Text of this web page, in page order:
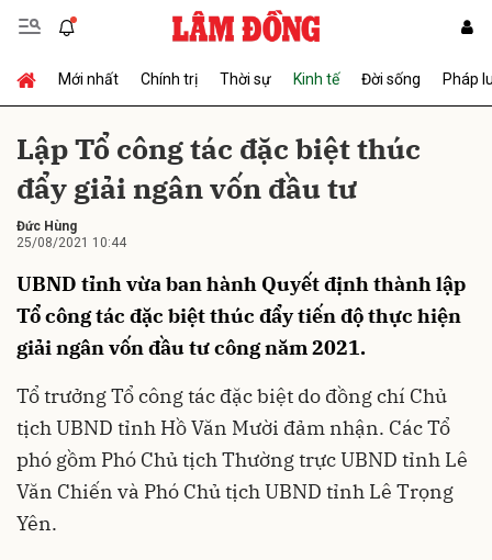
Mới nhất Chính trị Thời sự Kinh tế Đời sống Pháp
Lập Tổ công tác đặc biệt thúc
đẩy giải ngân vốn đầu tư
Đức Hùng
25/08/2021 10:44
UBND tỉnh vừa ban hành Quyết định thành lập
Tổ công tác đặc biệt thúc đẩy tiến độ thực hiện
giải ngân vốn đầu tư công năm 2021.
Tổ trưởng Tổ công tác đặc biệt do đồng chí Chủ
tịch UBND tỉnh Hồ Văn Mười đảm nhận. Các Tổ
phó gồm Phó Chủ tịch Thường trực UBND tỉnh Lê
Văn Chiến và Phó Chủ tịch UBND tỉnh Lê Trọng
Yên.
Gửi bình luận
Gửi